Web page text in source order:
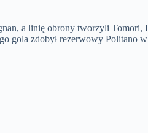
a linię obrony tworzyli Tomori,
gola zdobył rezerwowy Politano